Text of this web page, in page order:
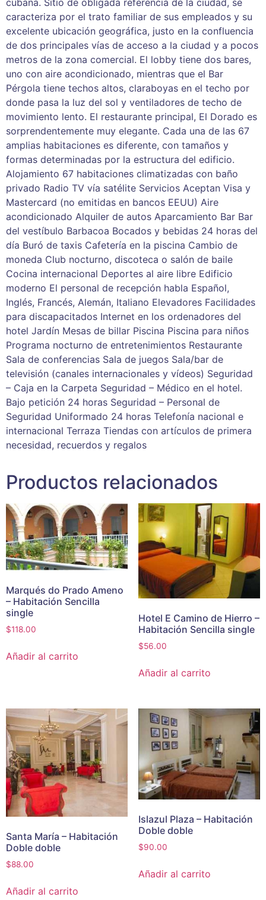
cubana. Sitio de obligada referencia de la ciudad, se
caracteriza por el trato familiar de sus empleados y su
excelente ubicación geográfica, justo en la confluencia
de dos principales vías de acceso a la ciudad y a pocos
metros de la zona comercial. El lobby tiene dos bares,
uno con aire acondicionado, mientras que el Bar
Pérgola tiene techos altos, claraboyas en el techo por
donde pasa la luz del sol y ventiladores de techo de
movimiento lento. El restaurante principal, El Dorado es
sorprendentemente muy elegante. Cada una de las 67
amplias habitaciones es diferente, con tamaños y
formas determinadas por la estructura del edificio.
Alojamiento 67 habitaciones climatizadas con baño
privado Radio TV vía satélite Servicios Aceptan Visa y
Mastercard (no emitidas en bancos EEUU) Aire
acondicionado Alquiler de autos Aparcamiento Bar Bar
del vestíbulo Barbacoa Bocados y bebidas 24 horas del
día Buró de taxis Cafetería en la piscina Cambio de
moneda Club nocturno, discoteca o salón de baile
Cocina internacional Deportes al aire libre Edificio
moderno El personal de recepción habla Español,
Inglés, Francés, Alemán, Italiano Elevadores Facilidades
para discapacitados Internet en los ordenadores del
hotel Jardín Mesas de billar Piscina Piscina para niños
Programa nocturno de entretenimientos Restaurante
Sala de conferencias Sala de juegos Sala/bar de
televisión (canales internacionales y vídeos) Seguridad
– Caja en la Carpeta Seguridad – Médico en el hotel.
Bajo petición 24 horas Seguridad – Personal de
Seguridad Uniformado 24 horas Telefonía nacional e
internacional Terraza Tiendas con artículos de primera
necesidad, recuerdos y regalos
Productos relacionados
Marqués do Prado Ameno
– Habitación Sencilla
single
$118.00
Añadir al carrito
Hotel E Camino de Hierro –
Habitación Sencilla single
$56.00
Añadir al carrito
Santa María – Habitación
Doble doble
$88.00
Añadir al carrito
Islazul Plaza – Habitación
Doble doble
$90.00
Añadir al carrito